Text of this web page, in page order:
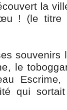
la
! (le titre
souvenirs
le
Escrime,
qui